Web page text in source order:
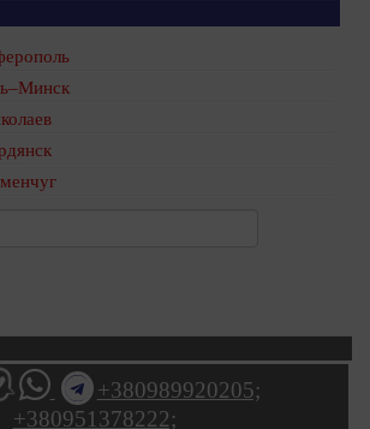
+380989920205;
+380951378222;